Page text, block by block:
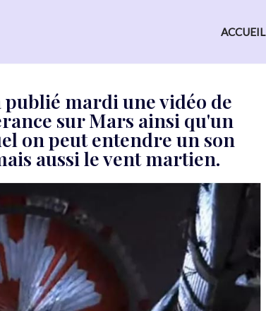
ACCUEIL
mardi une vidéo de
sur Mars ainsi qu'un
on peut entendre un son
aussi le vent martien.